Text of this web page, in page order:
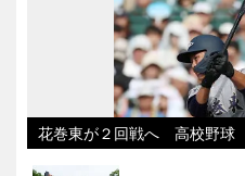
花巻東が２回戦へ 高校野球